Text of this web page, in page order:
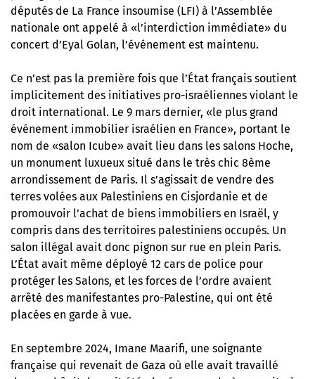
députés de La France insoumise (LFI) à l’Assemblée
nationale ont appelé à «l’interdiction immédiate» du
concert d’Eyal Golan, l’événement est maintenu.
Ce n’est pas la première fois que l’État français soutient
implicitement des initiatives pro-israéliennes violant le
droit international. Le 9 mars dernier, «le plus grand
événement immobilier israélien en France», portant le
nom de «salon Icube» avait lieu dans les salons Hoche,
un monument luxueux situé dans le très chic 8ème
arrondissement de Paris. Il s’agissait de vendre des
terres volées aux Palestiniens en Cisjordanie et de
promouvoir l’achat de biens immobiliers en Israël, y
compris dans des territoires palestiniens occupés. Un
salon illégal avait donc pignon sur rue en plein Paris.
L’État avait même déployé 12 cars de police pour
protéger les Salons, et les forces de l’ordre avaient
arrêté des manifestantes pro-Palestine, qui ont été
placées en garde à vue.
En septembre 2024, Imane Maarifi, une soignante
française qui revenait de Gaza où elle avait travaillé